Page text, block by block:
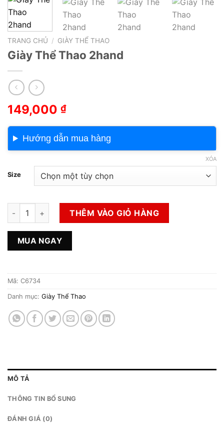
TRANG CHỦ / GIÀY THỂ THAO
Giày Thể Thao 2hand
149,000 ₫
Hướng dẫn mua hàng
Size
XÓA
Giày Thể Thao 2hand số lượngTHÊM VÀO GIỎ HÀNG
MUA NGAY
Mã: C6734
Danh mục: Giày Thể Thao
MÔ TẢ
THÔNG TIN BỔ SUNG
ĐÁNH GIÁ (0)